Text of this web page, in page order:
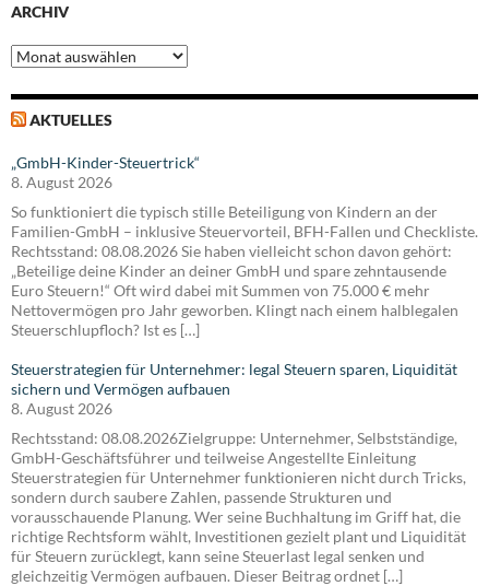
ARCHIV
Archiv
AKTUELLES
„GmbH-Kinder-Steuertrick“
8. August 2026
So funktioniert die typisch stille Beteiligung von Kindern an der
Familien-GmbH – inklusive Steuervorteil, BFH-Fallen und Checkliste.
Rechtsstand: 08.08.2026 Sie haben vielleicht schon davon gehört:
„Beteilige deine Kinder an deiner GmbH und spare zehntausende
Euro Steuern!“ Oft wird dabei mit Summen von 75.000 € mehr
Nettovermögen pro Jahr geworben. Klingt nach einem halblegalen
Steuerschlupfloch? Ist es […]
Steuerstrategien für Unternehmer: legal Steuern sparen, Liquidität
sichern und Vermögen aufbauen
8. August 2026
Rechtsstand: 08.08.2026Zielgruppe: Unternehmer, Selbstständige,
GmbH-Geschäftsführer und teilweise Angestellte Einleitung
Steuerstrategien für Unternehmer funktionieren nicht durch Tricks,
sondern durch saubere Zahlen, passende Strukturen und
vorausschauende Planung. Wer seine Buchhaltung im Griff hat, die
richtige Rechtsform wählt, Investitionen gezielt plant und Liquidität
für Steuern zurücklegt, kann seine Steuerlast legal senken und
gleichzeitig Vermögen aufbauen. Dieser Beitrag ordnet […]